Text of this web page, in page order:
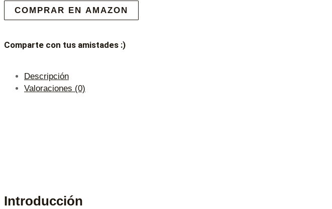
COMPRAR EN AMAZON
Comparte con tus amistades :)
Descripción
Valoraciones (0)
Introducción